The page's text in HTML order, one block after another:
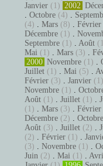
Janvier (1) 2002
. Octobre (4) .
(4) . Mars (8) . Février
Décembre (1) .
Septembre (1) . Août
Mai (1) . Mars (3) .
2000 Novembre (1) .
Juillet (1) . Mai (5) .
Février (3) . Janvier (1)
Novembre (1) .
Août (1) . Juillet (1) .
(1) . Mars (3) . Février
Décembre (2) . Octobre
Août (3) . Juillet (2) .
(2) . Février (1) .
(3) . Novembre (1) .
Juin (2) . Mai (1) .